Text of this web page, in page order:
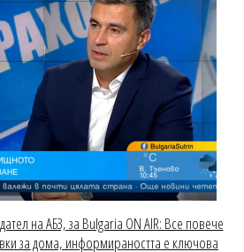
на АБЗ, за Bulgaria ON AIR: Все повече
за дома, информираността е ключова